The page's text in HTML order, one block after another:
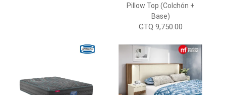
Pillow Top (Colchón +
Base)
GTQ 9,750.00